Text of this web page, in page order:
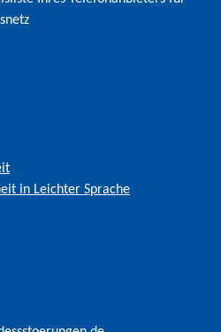
in Leichter Sprache